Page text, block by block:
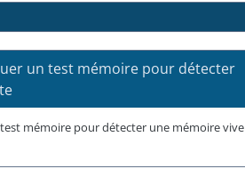
un test mémoire pour détecter
mémoire pour détecter une mémoire vive